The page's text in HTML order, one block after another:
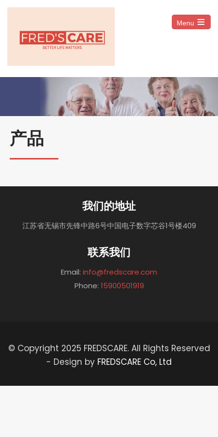
Menu
Open
产品
我们的地址
江苏省无锡市先锋中路6号中国电子数字芯谷1号楼409
联系我们
Email: info@fredscare.com
Phone: 15900501919
© Copyright 2025 FREDSCARE. All Rights Reserved
- Design by FREDSCARE Co, Ltd